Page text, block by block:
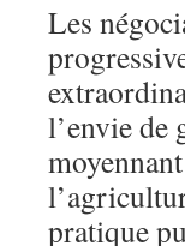
Les
l’envie de
pratique